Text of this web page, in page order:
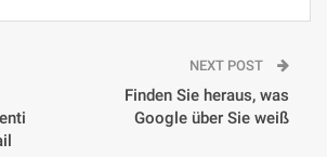
NEXT POST
Finden Sie heraus, was
Google über Sie weiß